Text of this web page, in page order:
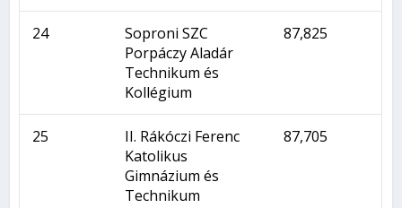
24
Soproni SZC
Porpáczy Aladár
Technikum és
Kollégium
87,825
25
II. Rákóczi Ferenc
Katolikus
Gimnázium és
Technikum
87,705